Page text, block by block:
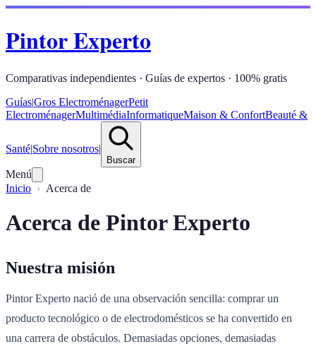
Pintor Experto
Comparativas independientes · Guías de expertos · 100% gratis
Guías|Gros ElectroménagerPetit
ElectroménagerMultimédiaInformatiqueMaison & ConfortBeauté &
Santé|Sobre nosotros|
Buscar
Menú
Inicio
Acerca de
Acerca de Pintor Experto
Nuestra misión
Pintor Experto nació de una observación sencilla: comprar un
producto tecnológico o de electrodomésticos se ha convertido en
una carrera de obstáculos. Demasiadas opciones, demasiadas